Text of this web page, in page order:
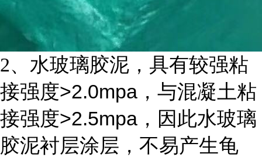
2、水玻璃胶泥，具有较强粘
接强度>2.0mpa ，与混凝土粘
接强度>2.5mpa ，因此水玻璃
胶泥衬层涂层，不易产生龟